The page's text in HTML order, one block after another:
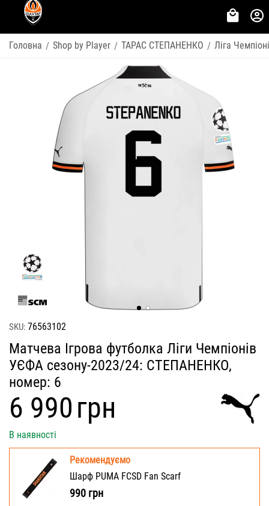
Головна / Shop by Player / ТАРАС СТЕПАНЕНКО / Ліга
SKU: 76563102
Матчева Ігрова футболка Ліги Чемпіонів
УЄФА сезону-2023/24: СТЕПАНЕНКО,
номер: 6
‍6 990‍грн
В наявності
Рекомендуємо
Шарф PUMA FCSD Fan Scarf
990 грн